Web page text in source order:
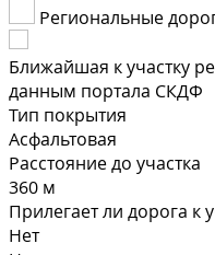
Региональные
Ближайшая к участку
данным портала СКДФ
Тип покрытия
Асфальтовая
Расстояние до участка
360 м
Прилегает ли дорога к
Нет